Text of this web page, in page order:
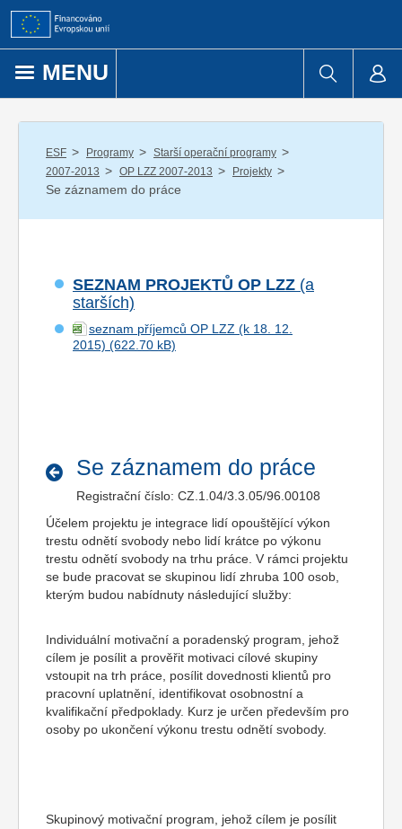
Přejít k obsahu
MENU
ESF / Programy / Starší operační programy /
2007-2013 / OP LZZ 2007-2013 / Projekty /
Se záznamem do práce
SEZNAM PROJEKTŮ OP LZZ (a
starších)
seznam příjemců OP LZZ (k 18. 12.
2015)
Se záznamem do práce
Registrační číslo: CZ.1.04/3.3.05/96.00108
Účelem projektu je integrace lidí opouštějící výkon
trestu odnětí svobody nebo lidí krátce po výkonu
trestu odnětí svobody na trhu práce. V rámci projektu
se bude pracovat se skupinou lidí zhruba 100 osob,
kterým budou nabídnuty následující služby:
Individuální motivační a poradenský program, jehož
cílem je posílit a prověřit motivaci cílové skupiny
vstoupit na trh práce, posílit dovednosti klientů pro
pracovní uplatnění, identifikovat osobnostní a
kvalifikační předpoklady. Kurz je určen především pro
osoby po ukončení výkonu trestu odnětí svobody.
Skupinový motivační program, jehož cílem je posílit